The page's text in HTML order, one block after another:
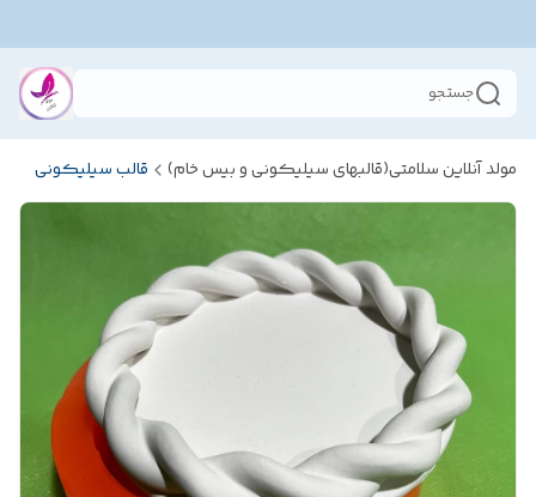
جستجو
مولد آنلاین سلامتی(قالبهای سیلیکونی و بیس خام) قالب سیلیکونی